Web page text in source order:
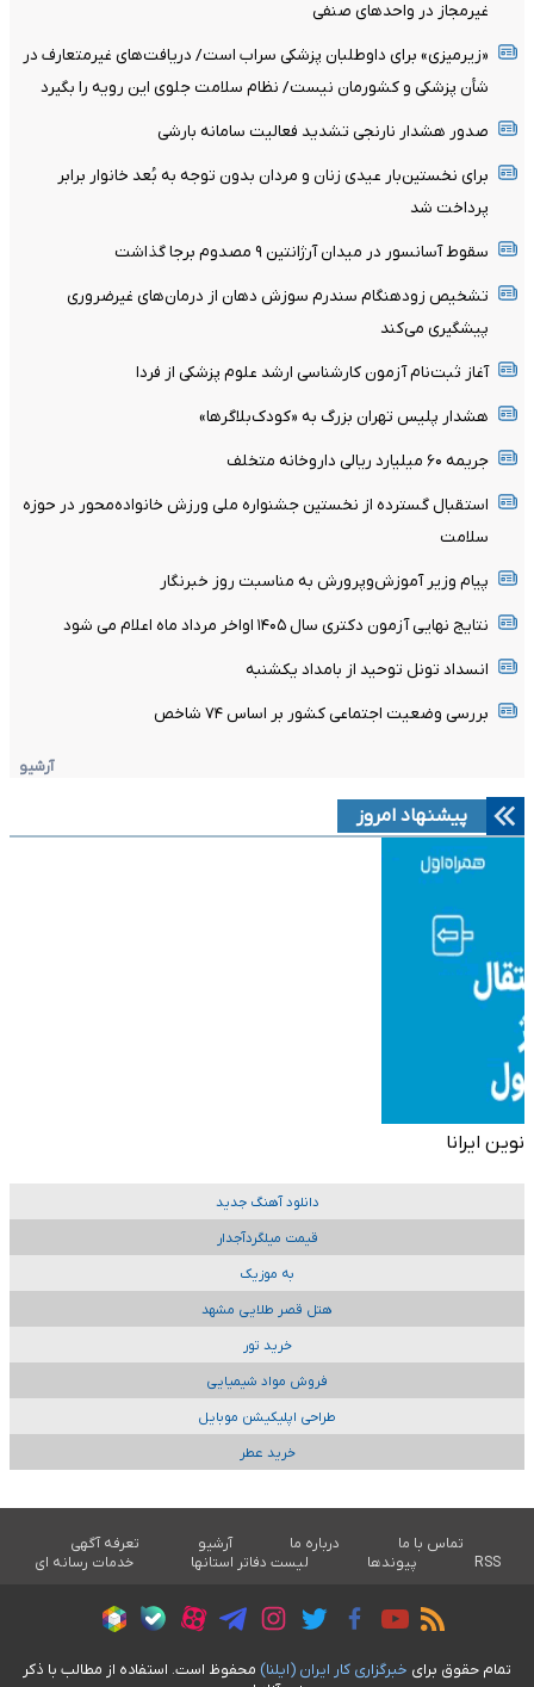
غیرمجاز در واحدهای صنفی
«زیرمیزی» برای داوطلبان پزشکی سراب است/ دریافت‌های غیرمتعارف در
شأن پزشکی و کشورمان نیست/ نظام سلامت جلوی این رویه را بگیرد
صدور هشدار نارنجی تشدید فعالیت سامانه بارشی
برای نخستین‌بار عیدی زنان و مردان بدون توجه به بُعد خانوار برابر
پرداخت شد
سقوط آسانسور در میدان آرژانتین ۹ مصدوم برجا گذاشت
تشخیص زودهنگام سندرم سوزش دهان از درمان‌های غیرضروری
پیشگیری می‌کند
آغاز ثبت‌نام‌ آزمون کارشناسی ارشد علوم پزشکی از فردا
هشدار پلیس تهران بزرگ به «کودک‌بلاگرها»
جریمه ۶۰ میلیارد ریالی داروخانه متخلف
استقبال گسترده از نخستین جشنواره ملی ورزش خانواده‌محور در حوزه
سلامت
پیام وزیر آموزش‌وپرورش به مناسبت روز خبرنگار
نتایج نهایی آزمون دکتری سال ۱۴۰۵ اواخر مرداد ماه اعلام می شود
انسداد تونل توحید از بامداد یکشنبه
بررسی وضعیت اجتماعی کشور بر اساس ۷۴ شاخص
آرشیو
پیشنهاد امروز
نوین ایرانا
دانلود آهنگ جدید
قیمت میلگردآجدار
به موزیک
هتل قصر طلایی مشهد
خرید تور
فروش مواد شیمیایی
طراحی اپلیکیشن موبایل
خرید عطر
تماس با ما درباره ما آرشیو
تعرفه آگهی
RSS
پیوندها لیست دفاتر استانها خدمات رسانه ای
تمام حقوق برای خبرگزاری کار ايران (ايلنا) محفوظ است. استفاده از مطالب با ذکر